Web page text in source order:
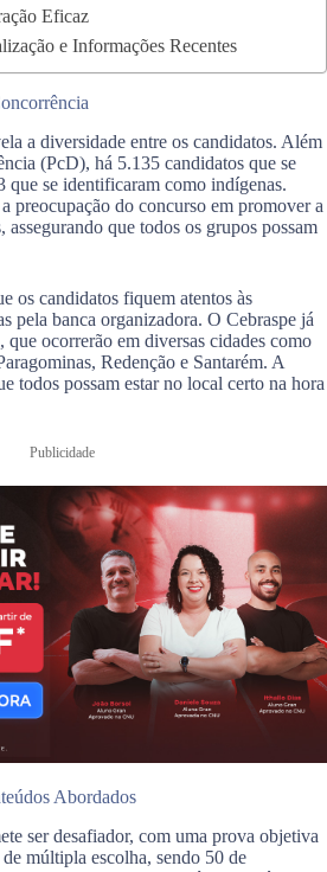
Eficaz
e Informações Recentes
a diversidade entre os candidatos. Além
(PcD), há 5.135 candidatos que se
que se identificaram como indígenas.
preocupação do concurso em promover a
que todos os grupos possam
os candidatos fiquem atentos às
pela banca organizadora. O Cebraspe já
ocorrerão em diversas cidades como
Redenção e Santarém. A
todos possam estar no local certo na hora
Publicidade
Abordados
ser desafiador, com uma prova objetiva
múltipla escolha, sendo 50 de